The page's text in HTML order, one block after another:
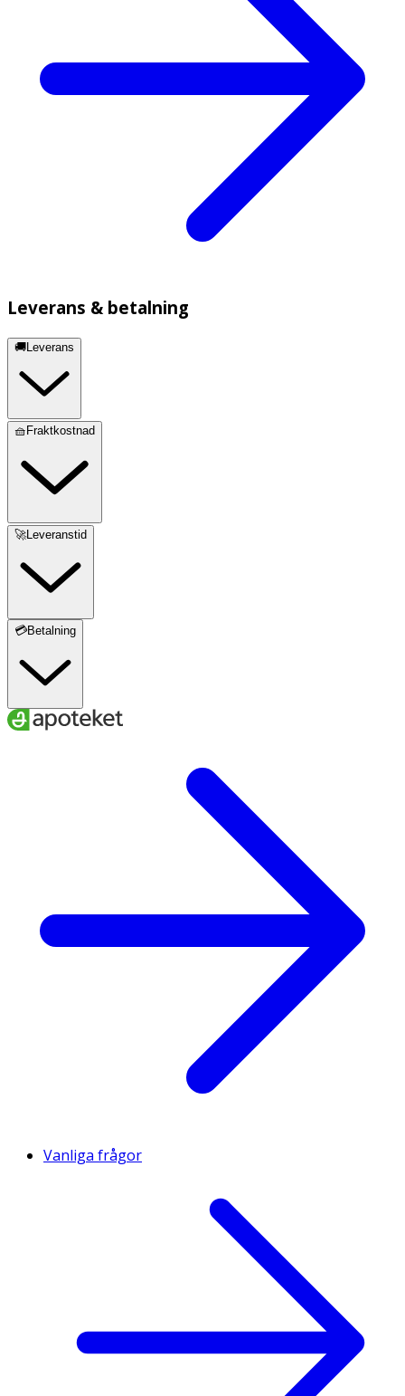
Leverans & betalning
🚚Leverans
🧺Fraktkostnad
🚀Leveranstid
💳Betalning
Vanliga frågor